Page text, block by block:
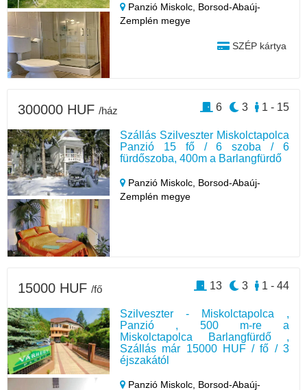
Panzió Miskolc, Borsod-Abaúj-
Zemplén megye
SZÉP kártya
Szállás Szilveszter Miskolctapolca
Panzió 15 fő / 6 szoba / 6
fürdőszoba, 400m a Barlangfürdő
Panzió Miskolc, Borsod-Abaúj-
Zemplén megye
300000 HUF /ház 1 - 15
3
6
Szilveszter - Miskolctapolca ,
Panzió , 500 m-re a
Miskolctapolca Barlangfürdő ,
Szállás már 15000 HUF / fő / 3
éjszakától
Panzió Miskolc, Borsod-Abaúj-
15000 HUF /fő 1 - 44
3
13